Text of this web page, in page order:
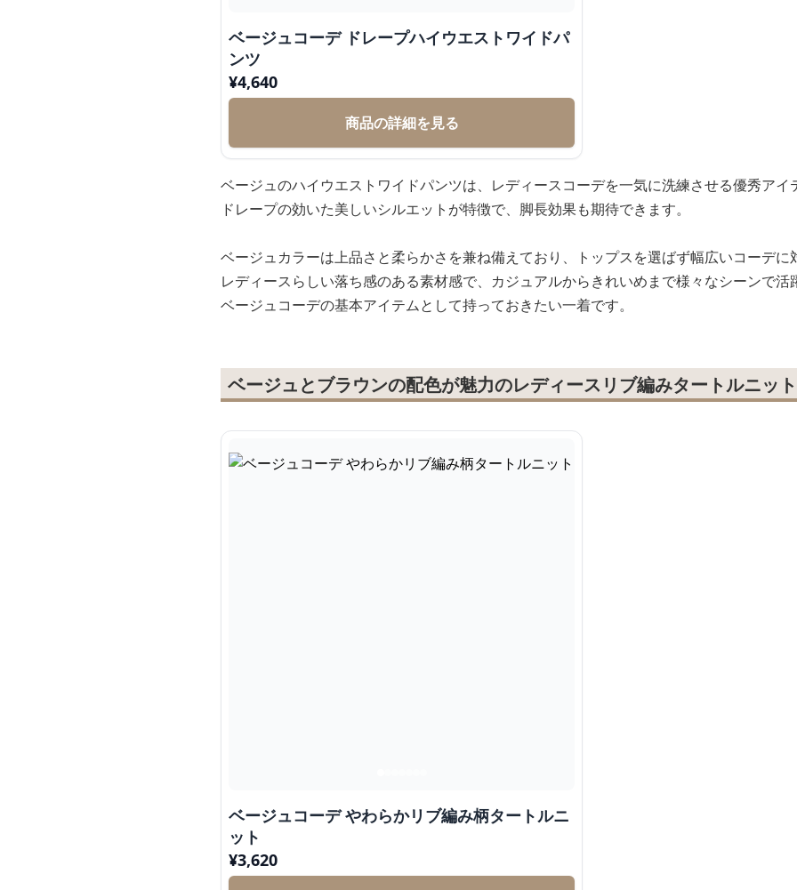
ベージュコーデ ドレープハイウエストワイドパ
ンツ
¥4,640
商品の詳細を見る
ベージュのハイウエストワイドパンツは、レディースコーデを一気に洗練させる優秀アイ
ドレープの効いた美しいシルエットが特徴で、脚長効果も期待できます。
ベージュカラーは上品さと柔らかさを兼ね備えており、トップスを選ばず幅広いコーデに
レディースらしい落ち感のある素材感で、カジュアルからきれいめまで様々なシーンで活
ベージュコーデの基本アイテムとして持っておきたい一着です。
ベージュとブラウンの配色が魅力のレディースリブ編みタートルニット
ベージュコーデ やわらかリブ編み柄タートルニ
ット
¥3,620